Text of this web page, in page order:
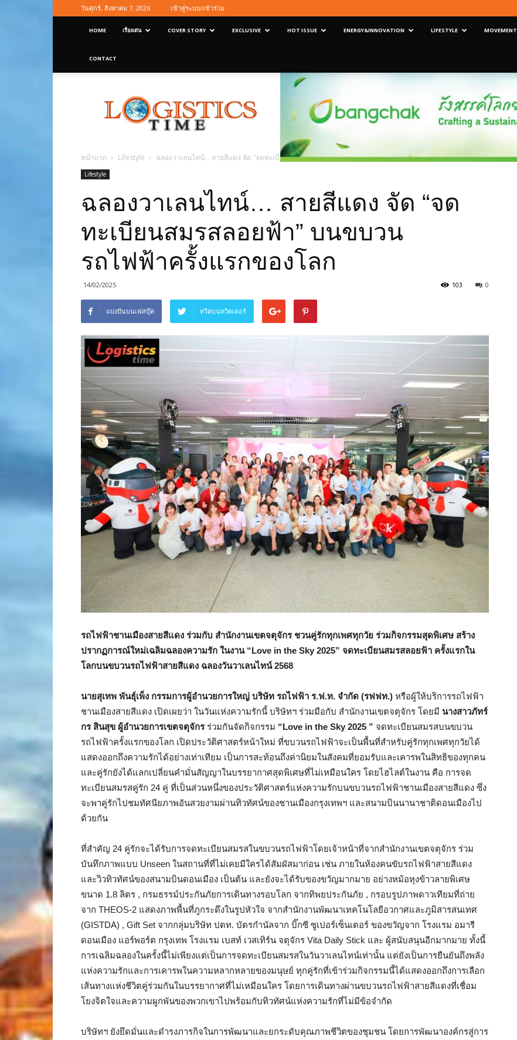
วันศุกร์, สิงหาคม 7, 2026 เข้าสู่ระบบ/เข้าร่วม
HOME เรื่องเด่น COVER STORY EXCLUSIVE HOT ISSUE ENERGY&INNOVATION LIFESTYLE MOVEMENT
CONTACT
Magazine
หน้าแรก Lifestyle ฉลองวาเลนไทน์… สายสีแดง จัด “จดทะเบียนสมรสลอยฟ้า” บนขบวนรถไฟฟ้าครั้งแรกของโลก
Lifestyle
ฉลองวาเลนไทน์… สายสีแดง จัด “จด
ทะเบียนสมรสลอยฟ้า” บนขบวน
รถไฟฟ้าครั้งแรกของโลก
14/02/2025 0
103
แบ่งปันบนเฟสบุ๊ค ทวีตบนทวิตเตอร์
รถไฟฟ้าชานเมืองสายสีแดง ร่วมกับ สำนักงานเขตจตุจักร ชวนคู่รักทุกเพศทุกวัย ร่วมกิจกรรมสุดพิเศษ สร้าง
ปรากฏการณ์ใหม่เฉลิมฉลองความรัก ในงาน “Love in the Sky 2025” จดทะเบียนสมรสลอยฟ้า ครั้งแรกใน
โลกบนขบวนรถไฟฟ้าสายสีแดง ฉลองวันวาเลนไทน์ 2568
นายสุเทพ พันธุ์เพ็ง กรรมการผู้อำนวยการใหญ่ บริษัท รถไฟฟ้า ร.ฟ.ท. จำกัด (รฟฟท.) หรือผู้ให้บริการรถไฟฟ้า
ชานเมืองสายสีแดง เปิดเผยว่า ในวันแห่งความรักนี้ บริษัทฯ ร่วมมือกับ สำนักงานเขตจตุจักร โดยมี นางสาวภัทร์
กร สินสุข ผู้อำนวยการเขตจตุจักรร่วมกันจัดกิจกรรม “Love in the Sky 2025 ” จดทะเบียนสมรสบนขบวน
รถไฟฟ้าครั้งแรกของโลก เปิดประวัติศาสตร์หน้าใหม่ ที่ขบวนรถไฟฟ้าจะเป็นพื้นที่สำหรับคู่รักทุกเพศทุกวัยได้
แสดงออกถึงความรักได้อย่างเท่าเทียม เป็นการสะท้อนถึงค่านิยมในสังคมที่ยอมรับและเคารพในสิทธิของทุกคน
และคู่รักยังได้แลกเปลี่ยนคำมั่นสัญญาในบรรยากาศสุดพิเศษที่ไม่เหมือนใคร โดยไฮไลต์ในงาน คือ การจด
ทะเบียนสมรสคู่รัก 24 คู่ ที่เป็นส่วนหนึ่งของประวัติศาสตร์แห่งความรักบนขบวนรถไฟฟ้าชานเมืองสายสีแดง ซึ่ง
จะพาคู่รักไปชมทัศนียภาพอันสวยงามผ่านทิวทัศน์ของชานเมืองกรุงเทพฯ และสนามบินนานาชาติดอนเมืองไป
ด้วยกัน
ที่สำคัญ 24 คู่รักจะได้รับการจดทะเบียนสมรสในขบวนรถไฟฟ้าโดยเจ้าหน้าที่จากสำนักงานเขตจตุจักร ร่วม
บันทึกภาพแบบ Unseen ในสถานที่ที่ไม่เคยมีใครได้สัมผัสมาก่อน เช่น ภายในห้องคนขับรถไฟฟ้าสายสีแดง
และวิวทิวทัศน์ของสนามบินดอนเมือง เป็นต้น และยังจะได้รับของขวัญมากมาย อย่างหม้อหุงข้าวลายพิเศษ
ขนาด 1.8 ลิตร , กรมธรรม์ประกันภัยการเดินทางรอบโลก จากทิพยประกันภัย , กรอบรูปภาพดาวเทียมที่ถ่าย
จาก THEOS-2 แสดงภาพพื้นที่ภูกระดึงในรูปหัวใจ จากสำนักงานพัฒนาเทคโนโลยีอวกาศและภูมิสารสนเทศ
(GISTDA) , Gift Set จากกลุ่มบริษัท ปตท. บัตรกำนัลจาก บิ๊กซี ซูเปอร์เซ็นเตอร์ ของขวัญจาก โรงแรม อมารี
ดอนเมือง แอร์พอร์ต กรุงเทพ โรงแรม เบสท์ เวสเทิร์น จตุจักร Vita Daily Stick และ ผู้สนับสนุนอีกมากมาย ทั้งนี้
การเฉลิมฉลองในครั้งนี้ไม่เพียงแต่เป็นการจดทะเบียนสมรสในวันวาเลนไทน์เท่านั้น แต่ยังเป็นการยืนยันถึงพลัง
แห่งความรักและการเคารพในความหลากหลายของมนุษย์ ทุกคู่รักที่เข้าร่วมกิจกรรมนี้ได้แสดงออกถึงการเลือก
เส้นทางแห่งชีวิตคู่ร่วมกันในบรรยากาศที่ไม่เหมือนใคร โดยการเดินทางผ่านขบวนรถไฟฟ้าสายสีแดงที่เชื่อม
โยงจิตใจและความผูกพันของพวกเขาไปพร้อมกับทิวทัศน์แห่งความรักที่ไม่มีข้อจำกัด
บริษัทฯ ยังยึดมั่นและดำรงภารกิจในการพัฒนาและยกระดับคุณภาพชีวิตของชุมชน โดยการพัฒนาองค์กรสู่การ